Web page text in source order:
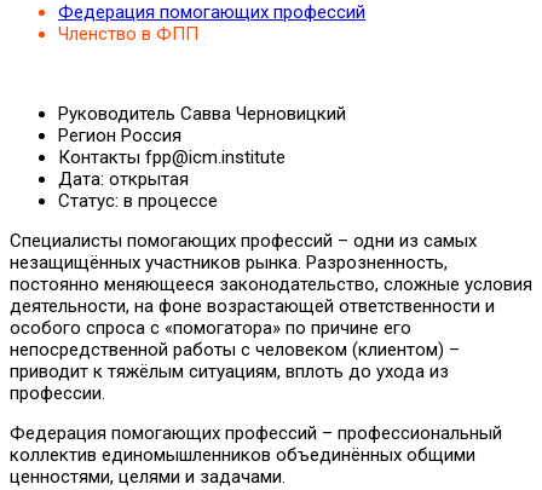
Федерация помогающих профессий
Членство в ФПП
Руководитель Савва Черновицкий
Регион Россия
Контакты fpp@icm.institute
Дата: открытая
Статус: в процессе
Специалисты помогающих профессий – одни из самых
незащищённых участников рынка. Разрозненность,
постоянно меняющееся законодательство, сложные условия
деятельности, на фоне возрастающей ответственности и
особого спроса с «помогатора» по причине его
непосредственной работы с человеком (клиентом) –
приводит к тяжёлым ситуациям, вплоть до ухода из
профессии.
Федерация помогающих профессий – профессиональный
коллектив единомышленников объединённых общими
ценностями, целями и задачами.